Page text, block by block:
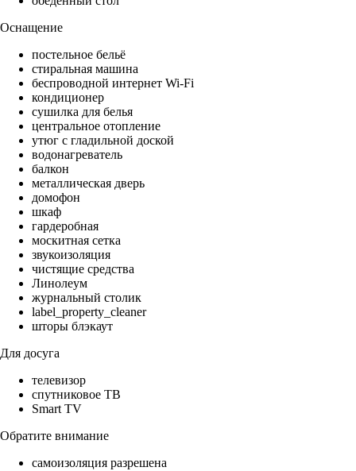
Оснащение
постельное бельё
стиральная машина
беспроводной интернет Wi-Fi
кондиционер
сушилка для белья
центральное отопление
утюг с гладильной доской
водонагреватель
балкон
металлическая дверь
домофон
шкаф
гардеробная
москитная сетка
звукоизоляция
чистящие средства
Линолеум
журнальный столик
label_property_cleaner
шторы блэкаут
Для досуга
телевизор
спутниковое ТВ
Smart TV
Обратите внимание
самоизоляция разрешена